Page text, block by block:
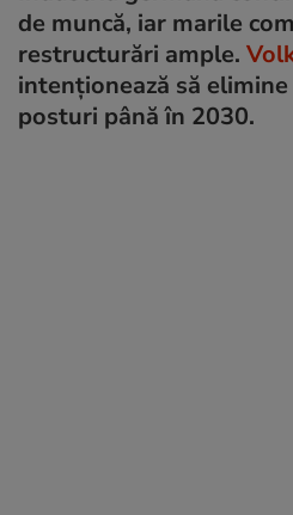
de muncă, iar marile
restructurări ample.
intenționează să
posturi până în 2030.